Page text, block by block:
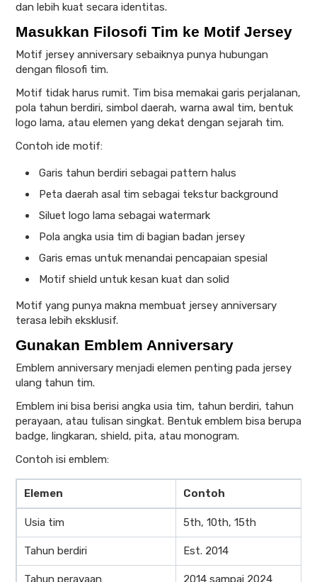
dan lebih kuat secara identitas.
Masukkan Filosofi Tim ke Motif Jersey
Motif jersey anniversary sebaiknya punya hubungan
dengan filosofi tim.
Motif tidak harus rumit. Tim bisa memakai garis perjalanan,
pola tahun berdiri, simbol daerah, warna awal tim, bentuk
logo lama, atau elemen yang dekat dengan sejarah tim.
Contoh ide motif:
Garis tahun berdiri sebagai pattern halus
Peta daerah asal tim sebagai tekstur background
Siluet logo lama sebagai watermark
Pola angka usia tim di bagian badan jersey
Garis emas untuk menandai pencapaian spesial
Motif shield untuk kesan kuat dan solid
Motif yang punya makna membuat jersey anniversary
terasa lebih eksklusif.
Gunakan Emblem Anniversary
Emblem anniversary menjadi elemen penting pada jersey
ulang tahun tim.
Emblem ini bisa berisi angka usia tim, tahun berdiri, tahun
perayaan, atau tulisan singkat. Bentuk emblem bisa berupa
badge, lingkaran, shield, pita, atau monogram.
Contoh isi emblem:
Elemen Contoh
Usia tim 5th, 10th, 15th
Tahun berdiri Est. 2014
Tahun perayaan 2014 sampai 2024